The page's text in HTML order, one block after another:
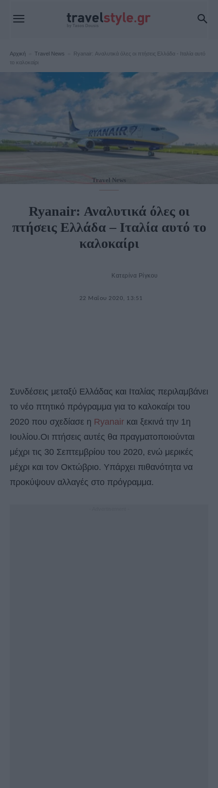
Αρχική Travel News
Ryanair: Αναλυτικά όλες οι πτήσεις Ελλάδα - Ιταλία αυτό
το καλοκαίρι
Travel News
Ryanair: Αναλυτικά όλες οι
πτήσεις Ελλάδα – Ιταλία αυτό το
καλοκαίρι
Κατερίνα Ρίγκου
22 Μαΐου 2020, 13:51
Συνδέσεις μεταξύ Ελλάδας και Ιταλίας περιλαμβάνει
το νέο πτητικό πρόγραμμα για το καλοκαίρι του
2020 που σχεδίασε η Ryanair και ξεκινά την 1η
Ιουλίου.Οι πτήσεις αυτές θα πραγματοποιούνται
μέχρι τις 30 Σεπτεμβρίου του 2020, ενώ μερικές
μέχρι και τον Οκτώβριο. Υπάρχει πιθανότητα να
προκύψουν αλλαγές στο πρόγραμμα.